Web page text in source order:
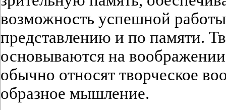
возможность успешной
представлению и по памяти.
основываются на
обычно относят творческое
образное мышление.